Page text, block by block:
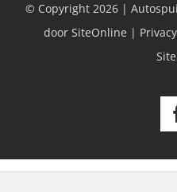
© Copyright 2026 |
door SiteOnline |